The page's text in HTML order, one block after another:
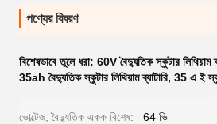
পণ্যের বিবরণ
বিশেষভাবে তুলে ধরা: 60V বৈদ্যুতিক স্কুটার লিথিয়াম
35ah বৈদ্যুতিক স্কুটার লিথিয়াম ব্যাটারি, 35 এ ই
ভোল্টেজ, বৈদ্যুতিক একক বিশেষ: 64 ভি